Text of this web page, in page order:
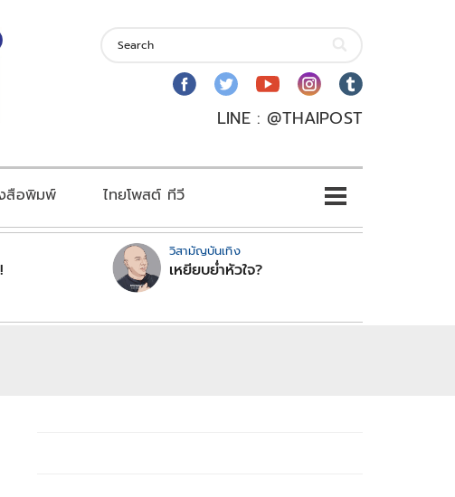
LINE : @THAIPOST
สือพิมพ์ ไทยโพสต์ ทีวี
วิสามัญบันเทิง
เหยียบย่ำหัวใจ?